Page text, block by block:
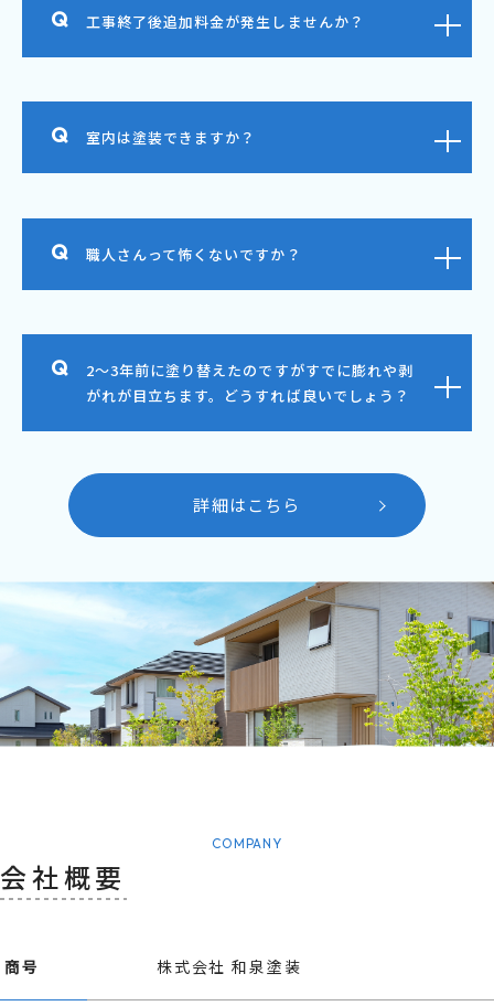
工事終了後追加料金が発生しませんか？
室内は塗装できますか？
職人さんって怖くないですか？
2～3年前に塗り替えたのですがすでに膨れや剥
がれが目立ちます。どうすれば良いでしょう？
詳細はこちら
COMPANY
会社概要
商号 株式会社 和泉塗装